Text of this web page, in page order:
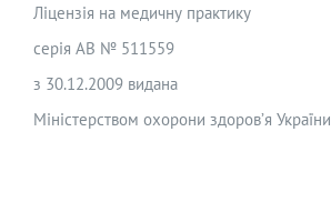
Ліцензія на медичну практику
серія АВ № 511559
з 30.12.2009 видана
Міністерством охорони здоров’я України